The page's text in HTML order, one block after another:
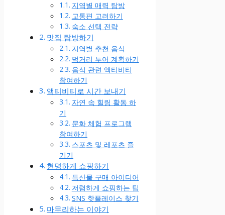
지역별 매력 탐방
교통편 고려하기
숙소 선택 전략
맛집 탐방하기
지역별 추천 음식
먹거리 투어 계획하기
음식 관련 액티비티
참여하기
액티비티로 시간 보내기
자연 속 힐링 활동 하
기
문화 체험 프로그램
참여하기
스포츠 및 레포츠 즐
기기
현명하게 쇼핑하기
특산물 구매 아이디어
저렴하게 쇼핑하는 팁
SNS 핫플레이스 찾기
마무리하는 이야기